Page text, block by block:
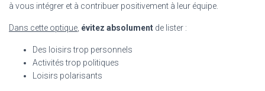
à vous intégrer et à contribuer positivement à leur équipe.
Dans cette optique évitez absolument de lister :
Des loisirs trop personnels
Activités trop politiques
Loisirs polarisants